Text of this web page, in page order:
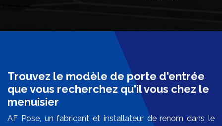
Trouvez le modèle de porte d'entrée
que vous recherchez qu'il vous chez le
menuisier
AF Pose, un fabricant et installateur de renom dans le